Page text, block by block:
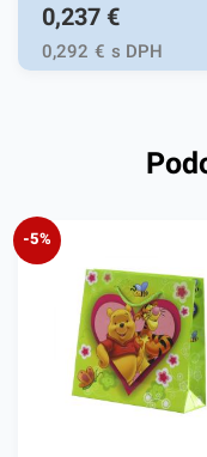
uchom. Stabilitu zaručí
ploché dno s kvalitným
lepením. Gramáž
Rozmer 17x17x6cm.
0,237 €
0,292 € s DPH
-5%